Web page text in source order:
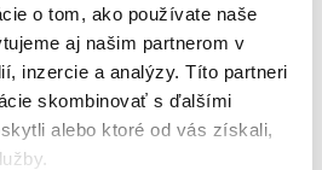
o tom, ako používate naše
aj našim partnerom v
inzercie a analýzy. Títo partneri
skombinovať s ďalšími
alebo ktoré od vás získali,